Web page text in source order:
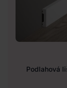
Podlahová